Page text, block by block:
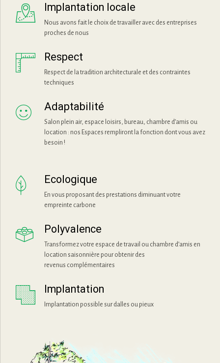
Implantation locale
Nous avons fait le choix de travailler avec des entreprises
proches de nous
Respect
Respect de la tradition architecturale et des contraintes
techniques
Adaptabilité
Salon plein air, espace loisirs, bureau, chambre d’amis ou
location : nos Espaces rempliront la fonction dont vous avez
besoin !
Ecologique
En vous proposant des prestations diminuant votre
empreinte carbone
Polyvalence
Transformez votre espace de travail ou chambre d’amis en
location saisonnière pour obtenir des
revenus complémentaires
Implantation
Implantation possible sur dalles ou pieux